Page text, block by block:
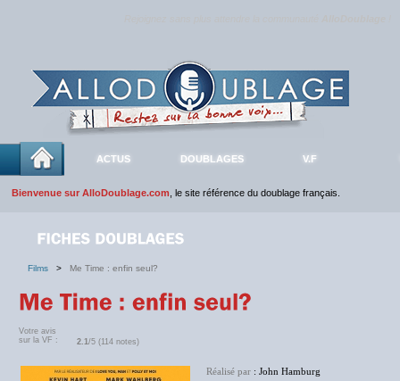
ACTUS DOUBLAGES V.F
Bienvenue sur AlloDoublage.com , le site référence du doublage français.
Films > Me Time : enfin seul?
Votre avis
sur la VF :
2.1 /5 (114 notes)
Réalisé par : John Hamburg